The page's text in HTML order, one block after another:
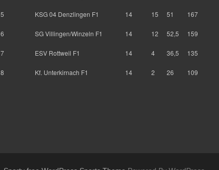
5 KSG 04 Denzlingen F1 14 15 51 167
6 SG Villingen/Winzeln F1 14 12 52,5 159
7 ESV Rottweil F1 14 4 36,5 135
8 Kf. Unterkirnach F1 14 2 26 109